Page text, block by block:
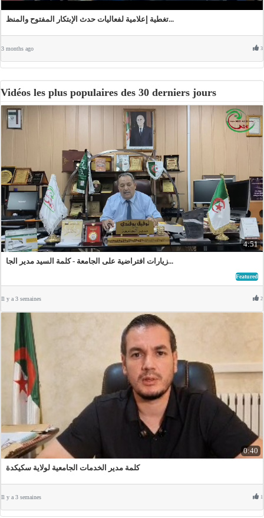
تغطية إعلامية لفعاليات حدث الإبتكار المفتوح والمنظ...
3 months ago 3
Vidéos les plus populaires des 30 derniers jours
4:51
زيارات افتراضية على الجامعة - كلمة السيد مدير الجا...
Featured
Il y a 3 semaines 2
0:40
كلمة مدير الخدمات الجامعية لولاية سكيكدة
Il y a 3 semaines 1